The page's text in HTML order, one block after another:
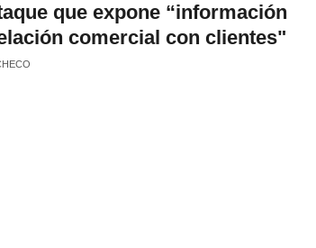
que expone “información
comercial con clientes"